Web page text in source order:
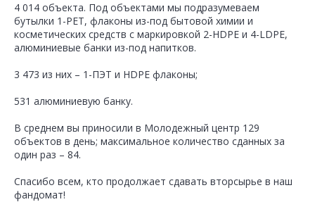
4 014 объекта. Под объектами мы подразумеваем
бутылки 1-PET, флаконы из-под бытовой химии и
косметических средств с маркировкой 2-HDPE и 4-LDPE,
алюминиевые банки из-под напитков.
3 473 из них – 1-ПЭТ и HDPE флаконы;
531 алюминиевую банку.
В среднем вы приносили в Молодежный центр 129
объектов в день; максимальное количество сданных за
один раз – 84.
Спасибо всем, кто продолжает сдавать вторсырье в наш
фандомат!